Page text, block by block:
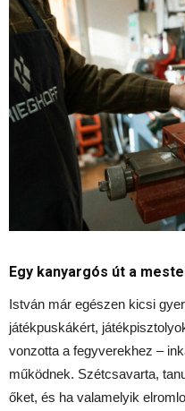
Egy kanyargós út a
István már egészen kicsi
játékpuskákért,
vonzotta a fegyverekhez –
működnek. Szétcsavarta,
őket, és ha valamelyik